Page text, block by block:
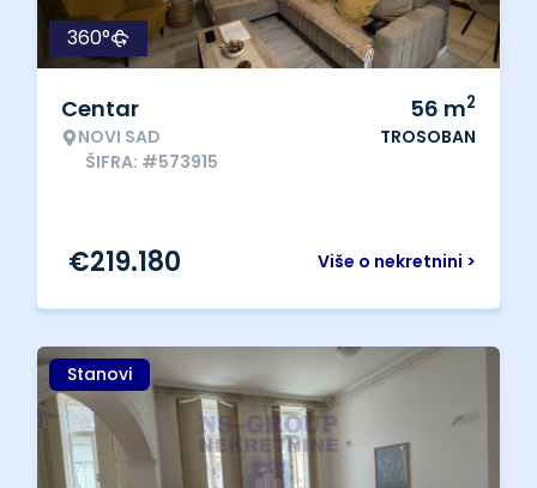
360°
Centar
NOVI SAD
ŠIFRA: #573915
56 m2
TROSOBAN
Više o nekretnini >
€219.180
Stanovi